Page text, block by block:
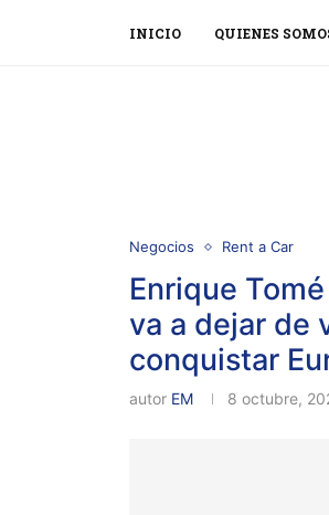
INICIO QUIENES
Negocios Rent a Car
Enrique
va a dejar de
conquistar
autor EM 8 octubre,